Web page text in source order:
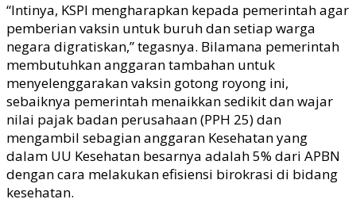
“Intinya, KSPI mengharapkan kepada pemerintah agar
pemberian vaksin untuk buruh dan setiap warga
negara digratiskan,” tegasnya. Bilamana pemerintah
membutuhkan anggaran tambahan untuk
menyelenggarakan vaksin gotong royong ini,
sebaiknya pemerintah menaikkan sedikit dan wajar
nilai pajak badan perusahaan (PPH 25) dan
mengambil sebagian anggaran Kesehatan yang
dalam UU Kesehatan besarnya adalah 5% dari APBN
dengan cara melakukan efisiensi birokrasi di bidang
kesehatan.